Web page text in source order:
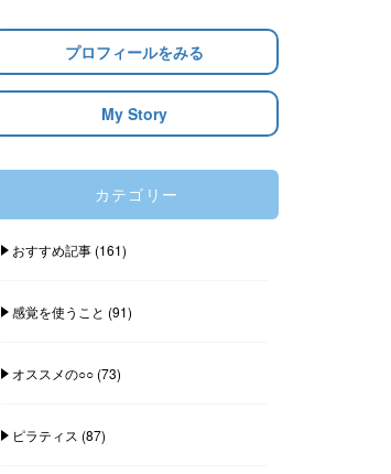
プロフィールをみる
My Story
カテゴリー
おすすめ記事(161)
感覚を使うこと (91)
オススメの○○(73)
ピラティス (87)